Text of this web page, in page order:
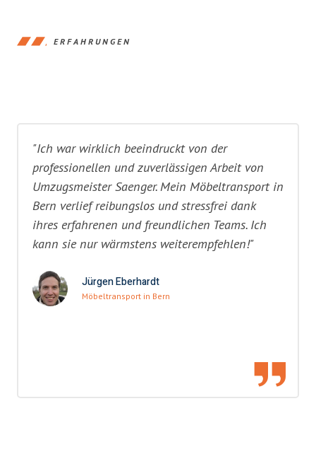
ERFAHRUNGEN
"Ich war wirklich beeindruckt von der
professionellen und zuverlässigen Arbeit von
Umzugsmeister Saenger. Mein Möbeltransport in
Bern verlief reibungslos und stressfrei dank
ihres erfahrenen und freundlichen Teams. Ich
kann sie nur wärmstens weiterempfehlen!"
Jürgen Eberhardt
Möbeltransport in Bern